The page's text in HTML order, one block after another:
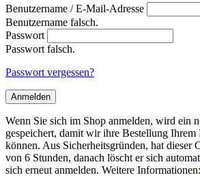
Benutzername / E-Mail-Adresse
Benutzername falsch.
Passwort
Passwort falsch.
Passwort vergessen?
Anmelden
Wenn Sie sich im Shop anmelden, wird ein
gespeichert, damit wir ihre Bestellung
können. Aus Sicherheitsgründen, hat dieser
von 6 Stunden, danach löscht er sich
sich erneut anmelden. Weitere Informationen: